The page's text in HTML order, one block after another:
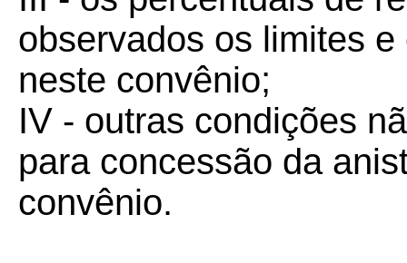
observados os limites
neste convênio;
IV - outras condições
para concessão da
convênio.